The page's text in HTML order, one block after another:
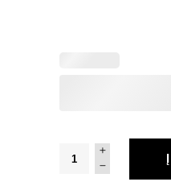
Kalėdinis
Atvirukas